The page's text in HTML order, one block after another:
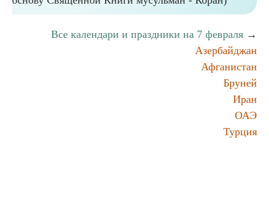
Все календари и праздники на 7 февраля →
Азербайджан
Афганистан
Бруней
Иран
ОАЭ
Турция